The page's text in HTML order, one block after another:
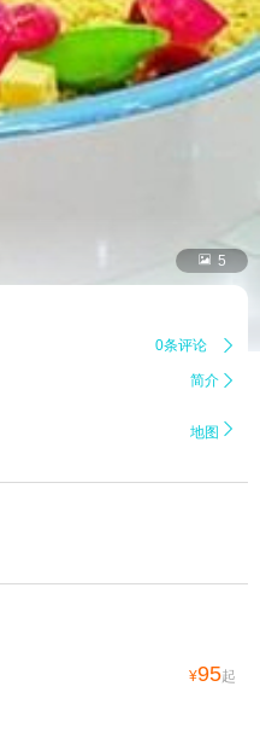
 5
0条评论 
简介 
地图 
¥95起